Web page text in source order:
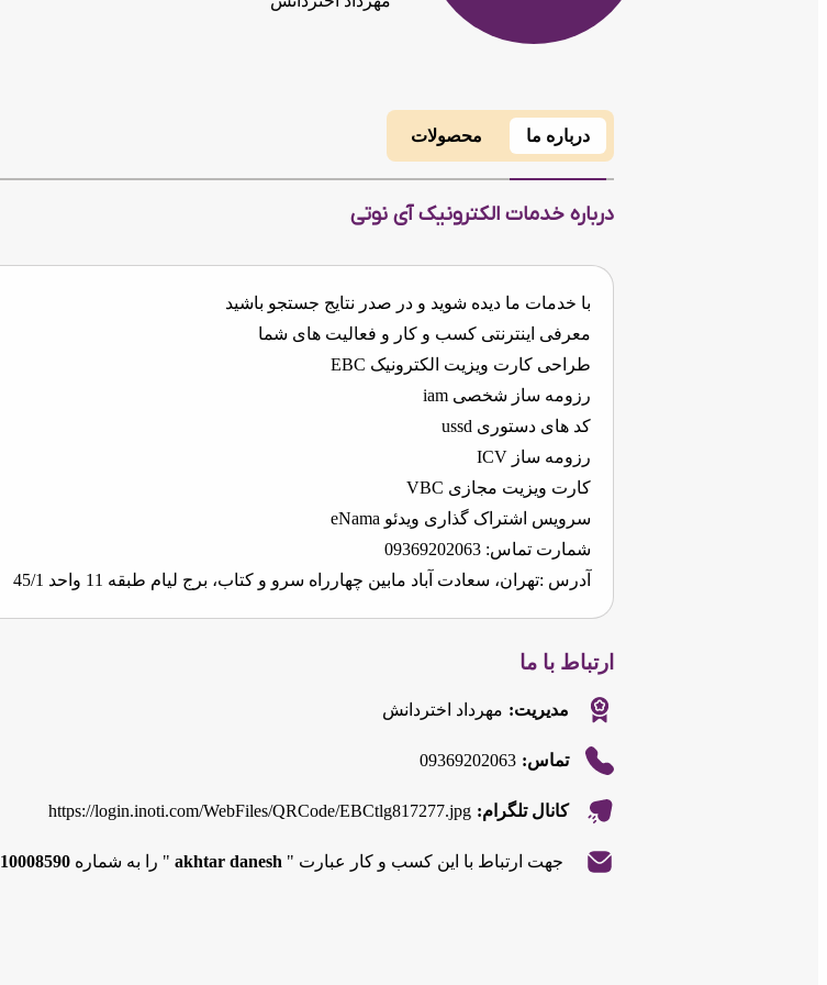
درباره ما محصولات
درباره خدمات الکترونیک آی نوتی
با خدمات ما دیده شوید و در صدر نتایج جستجو باشید
معرفی اینترنتی کسب و کار و فعالیت های شما
طراحی کارت ویزیت الکترونیک EBC
رزومه ساز شخصی iam
کد های دستوری ussd
رزومه ساز ICV
کارت ویزیت مجازی VBC
سرویس اشتراک گذاری ویدئو eNama
شمارت تماس: 09369202063
آدرس :تهران، سعادت آباد مابین چهارراه سرو و کتاب، برج لیام طبقه 11 واحد 45/1
ارتباط با ما
مدیریت: مهرداد اختردانش
تماس: 09369202063
کانال تلگرام: https://login.inoti.com/WebFiles/QRCode/EBCtlg817277.jpg
جهت ارتباط با این کسب و کار عبارت " akhtar danesh" را به شماره 10008590 Leaflet
©
OpenStreetMap